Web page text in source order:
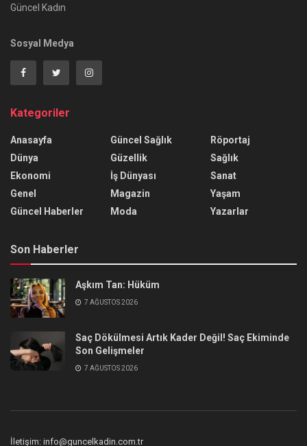
Güncel Kadın
Sosyal Medya
Kategoriler
Anasayfa
Dünya
Ekonomi
Genel
Güncel Haberler
Güncel Sağlık
Güzellik
İş Dünyası
Magazin
Moda
Röportaj
Sağlık
Sanat
Yaşam
Yazarlar
Son Haberler
Aşkım Tan: Hüküm
7 AĞUSTOS 2026
Saç Dökülmesi Artık Kader Değil! Saç Ekiminde
Son Gelişmeler
7 AĞUSTOS 2026
İletişim: info@guncelkadin.com.tr